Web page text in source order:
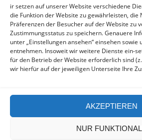
ir setzen auf unserer Website verschiedene
die Funktion der Website zu gewährleisten, die
Präferenzen der Besucher auf der Website zu
Zustimmungsstatus zu speichern. Genauere
unter „Einstellungen ansehen“ einsehen sowie
entnehmen. Insoweit wir weitere Dienste ein-
für den Betrieb der Website erforderlich sind
wir hierfür auf der jeweiligen Unterseite Ihre
AKZEPTIEREN
NUR
Anbieter: Google Ireland
Bei der Nutzung dieses
werden Daten an
über¬mittelt, außer¬dem
wahr-scheinlich dass
(z.B. Cookies) auf Ihrem
https://policies.google.com/
hl=de&gl=de